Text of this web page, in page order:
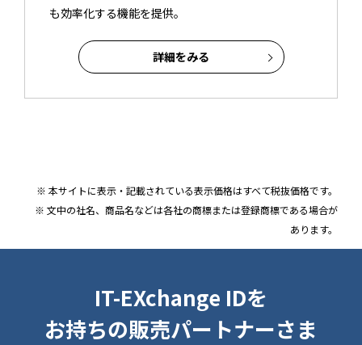
も効率化する機能を提供。
詳細をみる
※ 本サイトに表示・記載されている表示価格はすべて税抜価格です。
※ 文中の社名、商品名などは各社の商標または登録商標である場合が
あります。
IT-EXchange IDを
お持ちの販売パートナーさま